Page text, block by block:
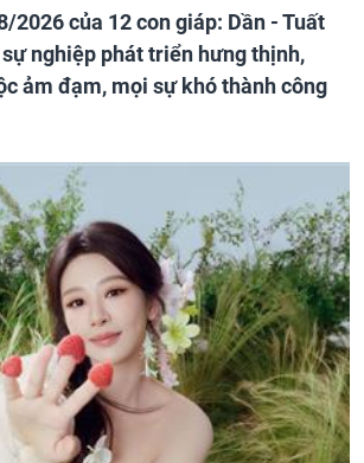
2026 của 12 con giáp: Dần - Tuất
nghiệp phát triển hưng thịnh,
ảm đạm, mọi sự khó thành công